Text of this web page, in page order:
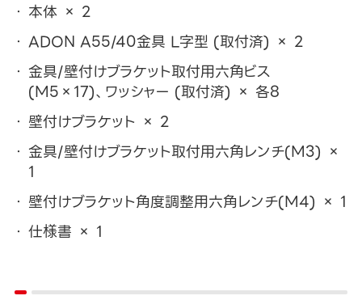
本体 × 2
ADON A55/40金具 L字型 (取付済) × 2
金具/壁付けブラケット取付用六角ビス
(M5×17)、ワッシャー (取付済) × 各8
壁付けブラケット × 2
金具/壁付けブラケット取付用六角レンチ(M3) ×
1
壁付けブラケット角度調整用六角レンチ(M4) × 1
仕様書 × 1